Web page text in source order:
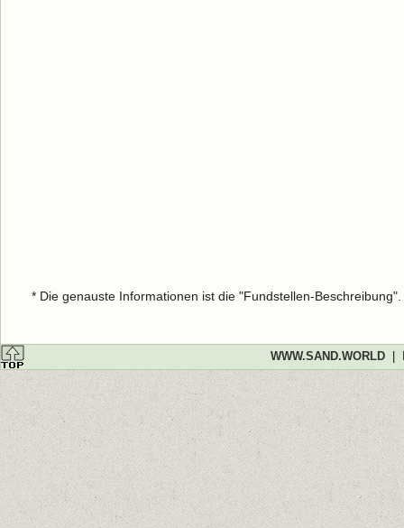
* Die genauste Informationen ist die "Fundstellen-
WWW.SAND.WORLD|